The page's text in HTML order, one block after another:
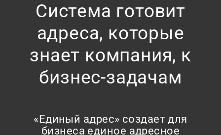
Система готовит
адреса, которые
знает компания, к
бизнес-задачам
«Единый адрес» создает для
бизнеса единое адресное